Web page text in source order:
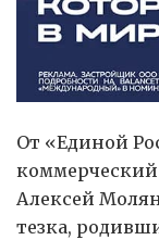
От «Единой
Алексей
тезка,